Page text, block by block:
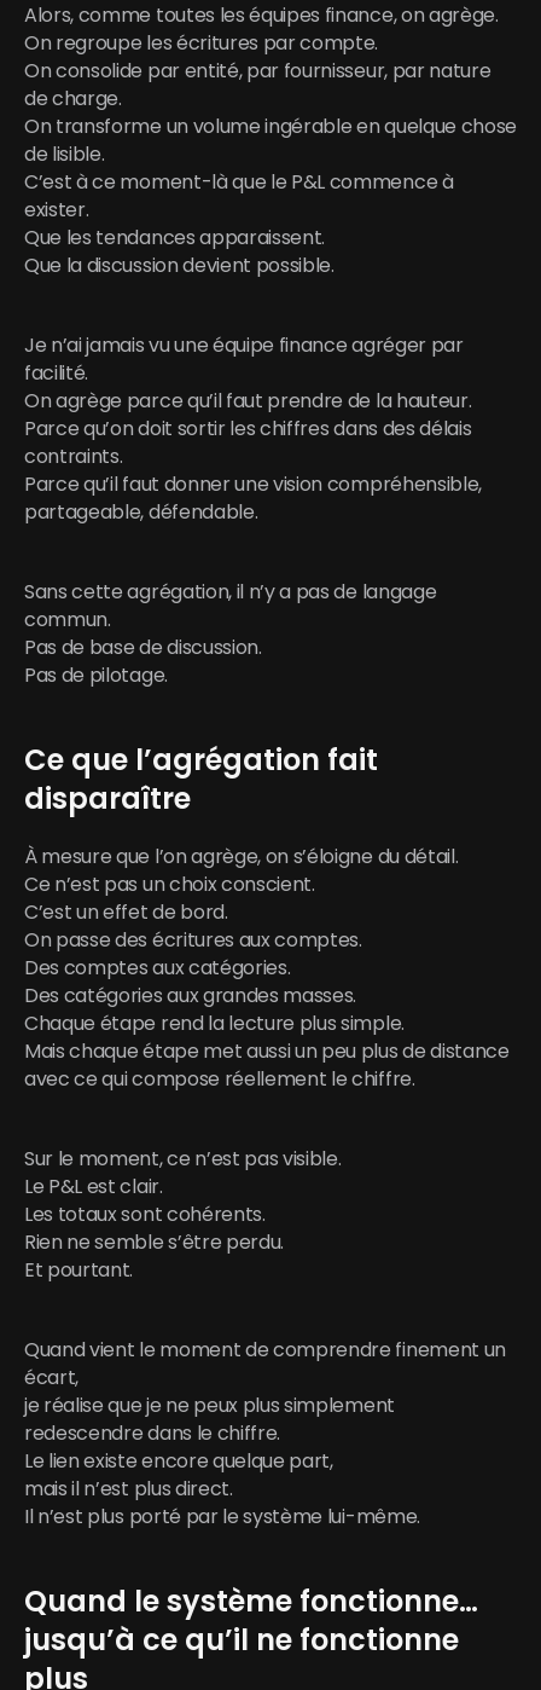
Alors, comme toutes les équipes finance, on agrège.
On regroupe les écritures par compte.
On consolide par entité, par fournisseur, par nature
de charge.
On transforme un volume ingérable en quelque chose
de lisible.
C’est à ce moment-là que le P&L commence à
exister.
Que les tendances apparaissent.
Que la discussion devient possible.
Je n’ai jamais vu une équipe finance agréger par
facilité.
On agrège parce qu’il faut prendre de la hauteur.
Parce qu’on doit sortir les chiffres dans des délais
contraints.
Parce qu’il faut donner une vision compréhensible,
partageable, défendable.
Sans cette agrégation, il n’y a pas de langage
commun.
Pas de base de discussion.
Pas de pilotage.
Ce que l’agrégation fait
disparaître
À mesure que l’on agrège, on s’éloigne du détail.
Ce n’est pas un choix conscient.
C’est un effet de bord.
On passe des écritures aux comptes.
Des comptes aux catégories.
Des catégories aux grandes masses.
Chaque étape rend la lecture plus simple.
Mais chaque étape met aussi un peu plus de distance
avec ce qui compose réellement le chiffre.
Sur le moment, ce n’est pas visible.
Le P&L est clair.
Les totaux sont cohérents.
Rien ne semble s’être perdu.
Et pourtant.
Quand vient le moment de comprendre finement un
écart,
je réalise que je ne peux plus simplement
redescendre dans le chiffre.
Le lien existe encore quelque part,
mais il n’est plus direct.
Il n’est plus porté par le système lui-même.
Quand le système fonctionne…
jusqu’à ce qu’il ne fonctionne
plus